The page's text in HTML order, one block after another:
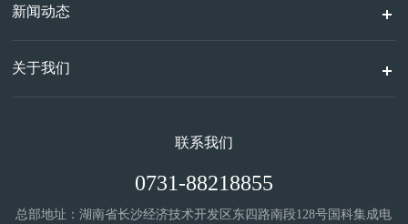
新闻动态
关于我们
联系我们
0731-88218855
总部地址：湖南省长沙经济技术开发区东四路南段128号国科集成电